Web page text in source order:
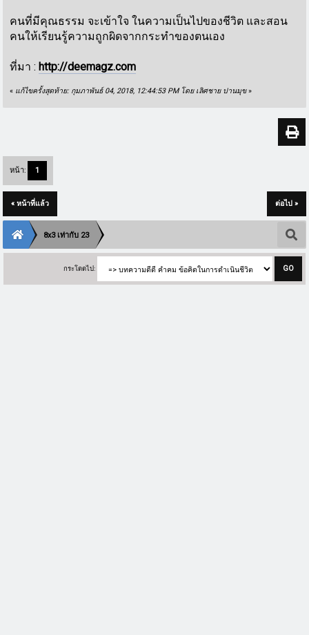
คนที่มีคุณธรรม จะเข้าใจ ในความเป็นไปของชีวิต และสอน
คนให้เรียนรู้ความถูกผิดจากกระทำของตนเอง
ที่มา :http://deemagz.com
« แก้ไขครั้งสุดท้าย: กุมภาพันธ์ 04, 2018, 12:44:53 PM โดย เลิศชาย ปานมุข»
หน้า: 1
« หน้าที่แล้ว ต่อไป »
8x3 เท่ากับ 23
กระโดดไป: